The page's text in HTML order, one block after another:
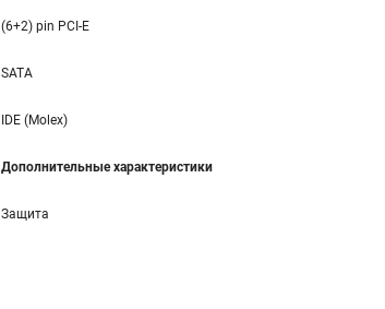
(6+2) pin PCI-E
SATA
IDE (Molex)
Дополнительные характеристики
Защита